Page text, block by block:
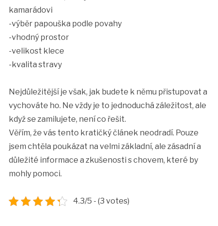
kamarádovi
-výběr papouška podle povahy
-vhodný prostor
-velikost klece
-kvalita stravy
Nejdůležitější je však, jak budete k němu přistupovat a
vychováte ho. Ne vždy je to jednoduchá záležitost, ale
když se zamilujete, není co řešit.
Věřím, že vás tento kratičký článek neodradí. Pouze
jsem chtěla poukázat na velmi základní, ale zásadní a
důležité informace a zkušenosti s chovem, které by
mohly pomoci.
4.3/5 - (3 votes)